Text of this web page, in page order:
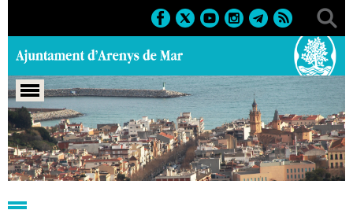
Portada > Regidories > Alcaldia > Agenda > 04-06-2016